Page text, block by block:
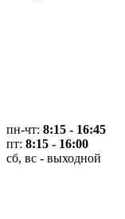
пн-чт: 8:15 - 16:45
пт: 8:15 - 16:00
сб, вс - выходной